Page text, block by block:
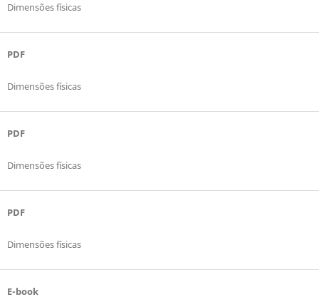
Dimensões físicas
PDF
Dimensões físicas
PDF
Dimensões físicas
PDF
Dimensões físicas
E-book